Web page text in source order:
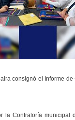
consignó el Informe
la Contraloría municipal